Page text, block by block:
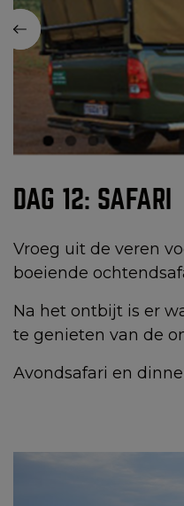
DAG 12: SAFARI
Vroeg uit de veren
boeiende
Na het ontbijt is er
te genieten van de
Avondsafari en